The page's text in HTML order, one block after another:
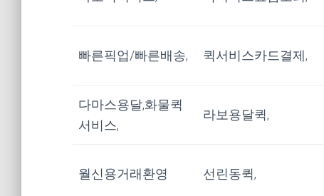
빠른픽업/빠른배송, 퀵서비스카드결제,
다마스용달,화물퀵
서비스,
라보용달퀵,
월신용거래환영 선린동퀵,